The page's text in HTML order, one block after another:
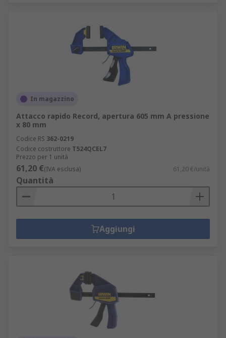
In magazzino
Attacco rapido Record, apertura 605 mm A pressione
x 80 mm
Codice RS 362-0219
Codice costruttore T524QCEL7
Prezzo per 1 unità
61,20 €(IVA esclusa) 61,20 €/unità
Quantità
Aggiungi